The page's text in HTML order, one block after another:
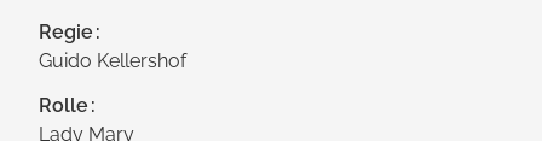
Regie
Guido Kellershof
Rolle
Lady Mary